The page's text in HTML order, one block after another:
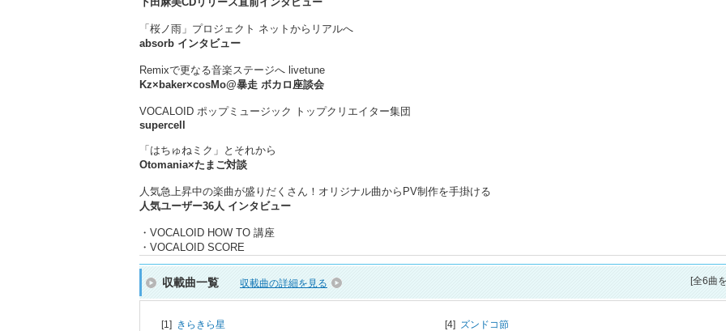
「桜ノ雨」プロジェクト ネットからリアルへ
absorb インタビュー
Remixで更なる音楽ステージへ livetune
Kz×baker×cosMo@暴走 ボカロ座談会
VOCALOID ポップミュージック トップクリエイター集団
supercell
「はちゅねミク」とそれから
Otomania×たまご対談
人気急上昇中の楽曲が盛りだくさん！オリジナル曲からPV制作を手掛ける
人気ユーザー36人 インタビュー
・VOCALOID HOW TO 講座
・VOCALOID SCORE
収載曲一覧 収載曲の詳細を見る [全6曲
[1] きらきら星
[4] ズンドコ節